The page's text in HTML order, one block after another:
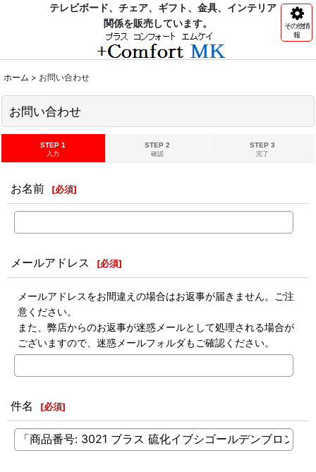
テレビボード、チェア、ギフト、金具、インテリア
関係を販売しています。
その他情
報
ホーム > お問い合わせ
お問い合わせ
STEP 1
入力
STEP 2
確認
STEP 3
完了
お名前 [必須]
メールアドレス [必須]
メールアドレスをお間違えの場合はお返事が届きません。ご注
意ください。
また、弊店からのお返事が迷惑メールとして処理される場合が
ございますので、迷惑メールフォルダもご確認ください。
件名 [必須]